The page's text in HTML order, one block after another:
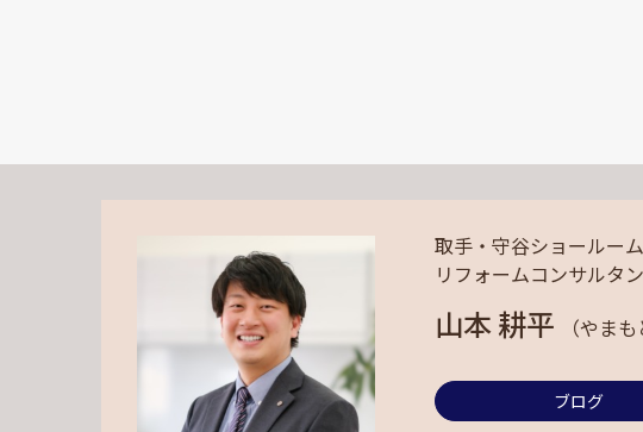
取手・守谷ショールー
リフォームコンサルタ
山本 耕平 （やま
ブログ